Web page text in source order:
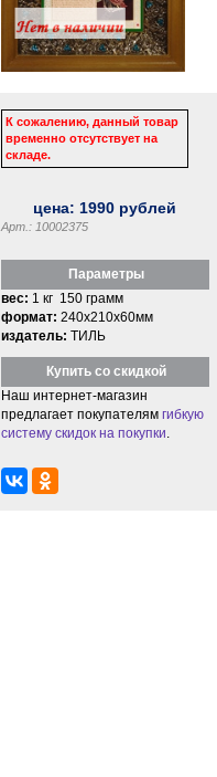
К сожалению, данный товар
временно отсутствует на
складе.
цена: 1990 рублей
Арт.: 10002375
Параметры
вес: 1 кг 150 грамм
формат: 240x210x60мм
издатель: ТИЛЬ
Купить со скидкой
Наш интернет-магазин
предлагает покупателям гибкую
систему скидок на покупки